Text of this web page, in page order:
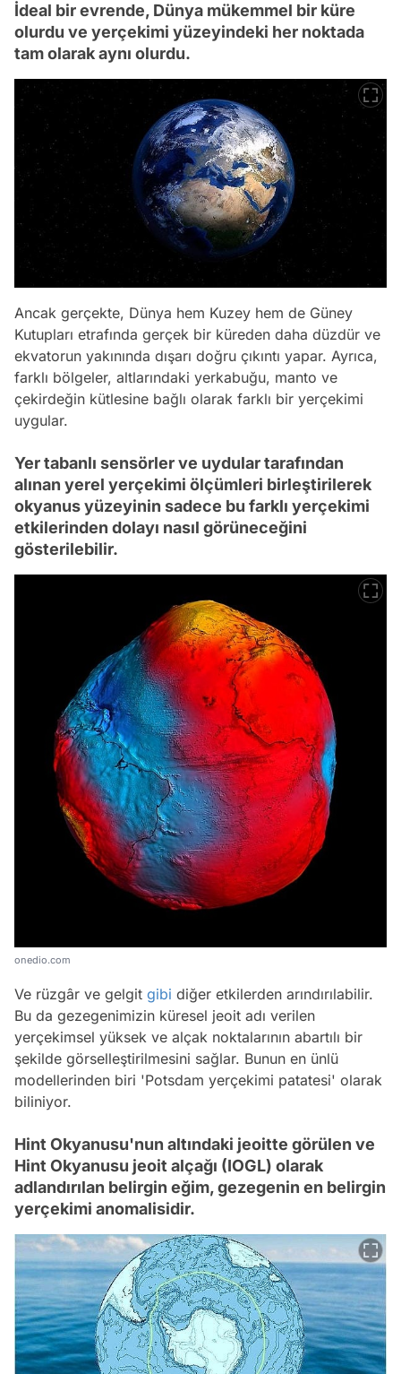
İdeal bir evrende, Dünya mükemmel bir küre
olurdu ve yerçekimi yüzeyindeki her noktada
tam olarak aynı olurdu.
Ancak gerçekte, Dünya hem Kuzey hem de Güney
Kutupları etrafında gerçek bir küreden daha düzdür ve
ekvatorun yakınında dışarı doğru çıkıntı yapar. Ayrıca,
farklı bölgeler, altlarındaki yerkabuğu, manto ve
çekirdeğin kütlesine bağlı olarak farklı bir yerçekimi
uygular.
Yer tabanlı sensörler ve uydular tarafından
alınan yerel yerçekimi ölçümleri birleştirilerek
okyanus yüzeyinin sadece bu farklı yerçekimi
etkilerinden dolayı nasıl görüneceğini
gösterilebilir.
onedio.com
Ve rüzgâr ve gelgit gibi diğer etkilerden arındırılabilir.
Bu da gezegenimizin küresel jeoit adı verilen
yerçekimsel yüksek ve alçak noktalarının abartılı bir
şekilde görselleştirilmesini sağlar. Bunun en ünlü
modellerinden biri 'Potsdam yerçekimi patatesi' olarak
biliniyor.
Hint Okyanusu'nun altındaki jeoitte görülen ve
Hint Okyanusu jeoit alçağı (IOGL) olarak
adlandırılan belirgin eğim, gezegenin en belirgin
yerçekimi anomalisidir.